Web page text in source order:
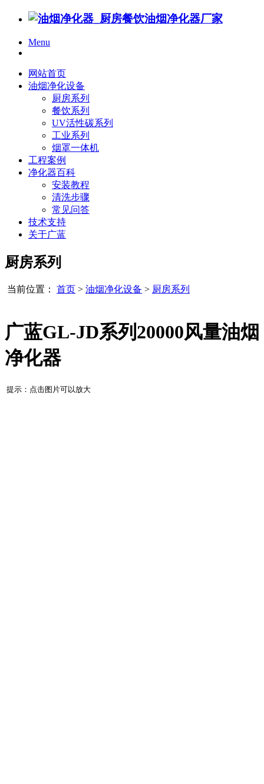
Menu
网站首页
油烟净化设备
厨房系列
餐饮系列
UV活性碳系列
工业系列
烟罩一体机
工程案例
净化器百科
安装教程
清洗步骤
常见问答
技术支持
关于广蓝
厨房系列
当前位置： 首页 > 油烟净化设备 > 厨房系列
广蓝GL-JD系列20000风量油烟
净化器
提示：点击图片可以放大